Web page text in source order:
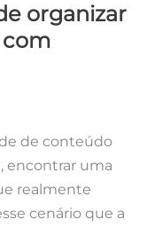
organizar
de conteúdo
encontrar uma
realmente
cenário que a